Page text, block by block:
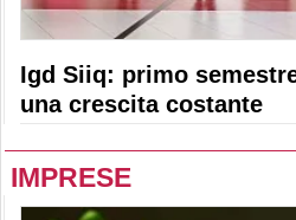
Igd Siiq: primo
una crescita costante
IMPRESE